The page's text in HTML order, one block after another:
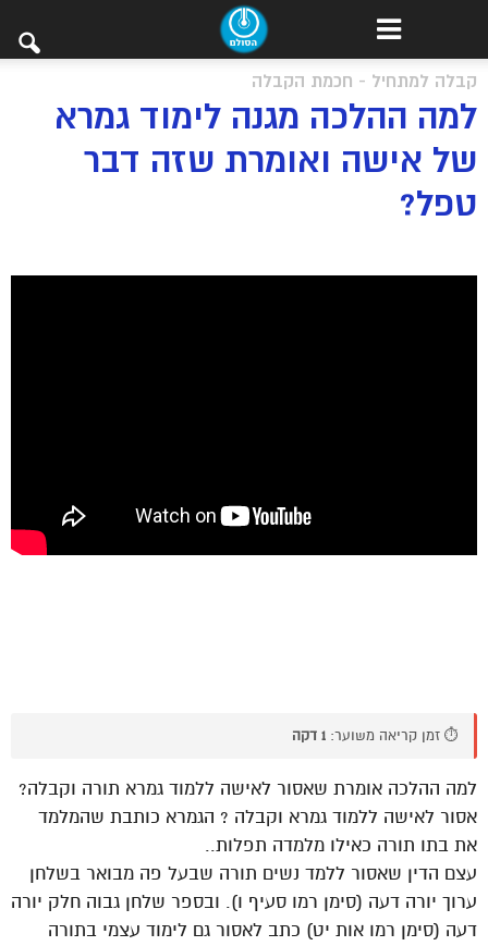
קבלה למתחיל - חכמת הקבלה
למה ההלכה מגנה לימוד גמרא
של אישה ואומרת שזה דבר
טפל?
⏱️ זמן קריאה משוער: 1 דקה
למה ההלכה אומרת שאסור לאישה ללמוד גמרא תורה וקבלה?
אסור לאישה ללמוד גמרא וקבלה ? הגמרא כותבת שהמלמד
את בתו תורה כאילו מלמדה תפלות..
עצם הדין שאסור ללמד נשים תורה שבעל פה מבואר בשלחן
ערוך יורה דעה (סימן רמו סעיף ו). ובספר שלחן גבוה חלק יורה
דעה (סימן רמו אות יט) כתב לאסור גם לימוד עצמי בתורה